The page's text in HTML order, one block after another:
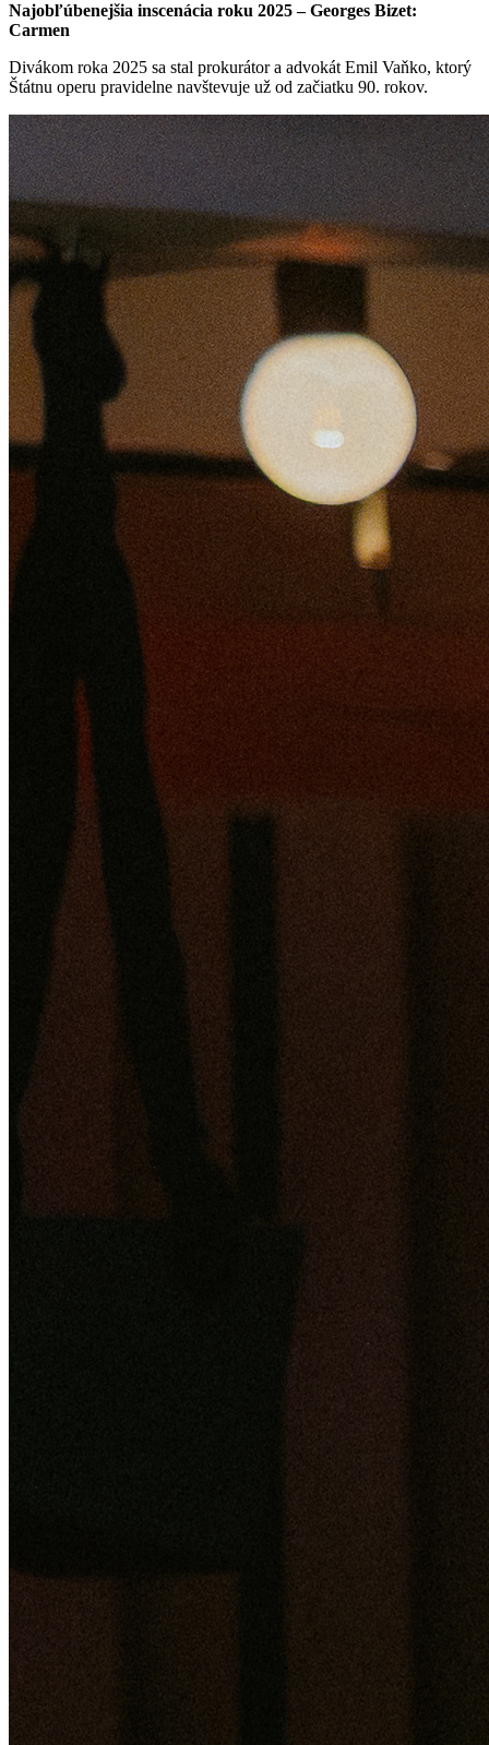
Najobľúbenejšia inscenácia roku 2025 – Georges Bizet:
Carmen
Divákom roka 2025 sa stal prokurátor a advokát Emil Vaňko, ktorý
Štátnu operu pravidelne navštevuje už od začiatku 90. rokov.